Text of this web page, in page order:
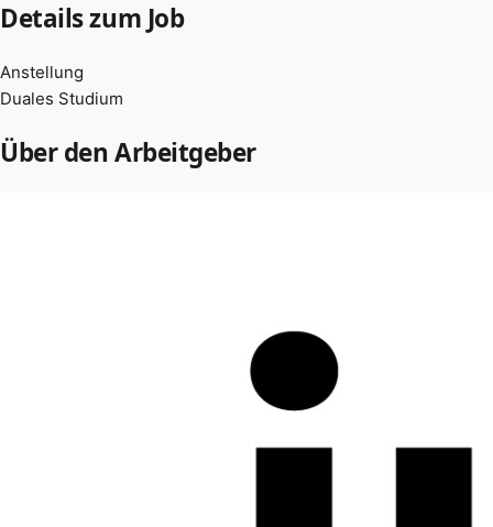
Details zum Job
Anstellung
Duales Studium
Über den Arbeitgeber